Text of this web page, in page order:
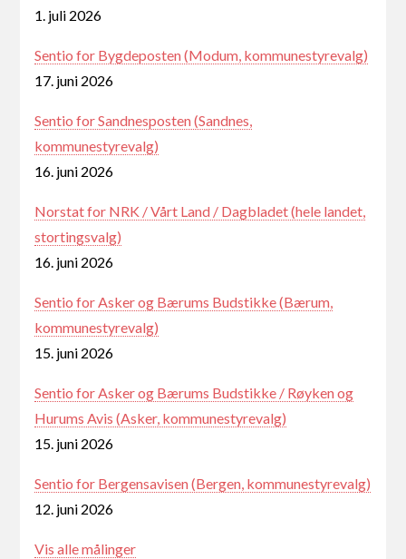
1. juli 2026
Sentio for Bygdeposten (Modum, kommunestyrevalg)
17. juni 2026
Sentio for Sandnesposten (Sandnes,
kommunestyrevalg)
16. juni 2026
Norstat for NRK / Vårt Land / Dagbladet (hele landet,
stortingsvalg)
16. juni 2026
Sentio for Asker og Bærums Budstikke (Bærum,
kommunestyrevalg)
15. juni 2026
Sentio for Asker og Bærums Budstikke / Røyken og
Hurums Avis (Asker, kommunestyrevalg)
15. juni 2026
Sentio for Bergensavisen (Bergen, kommunestyrevalg)
12. juni 2026
Vis alle målinger